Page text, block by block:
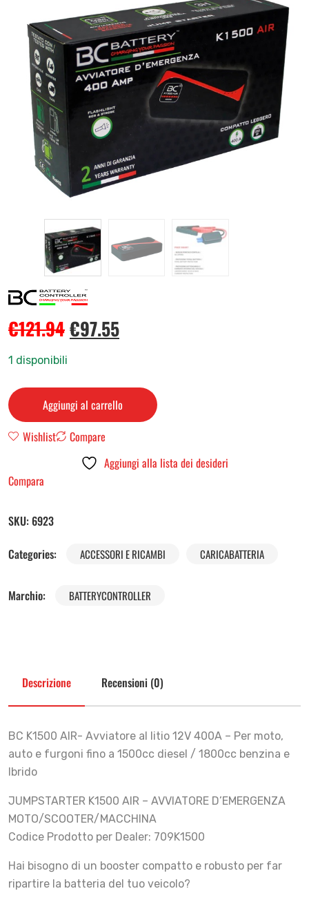
€121.94€97.55
1 disponibili
Aggiungi al carrello
Wishlist
Compare
Aggiungi alla lista dei desideri
Compara
SKU: 6923
Categories:
ACCESSORI E RICAMBI CARICABATTERIA
Marchio: BATTERYCONTROLLER
Descrizione Recensioni (0)
BC K1500 AIR- Avviatore al litio 12V 400A – Per moto,
auto e furgoni fino a 1500cc diesel / 1800cc benzina e
Ibrido
JUMPSTARTER K1500 AIR – AVVIATORE D’EMERGENZA
MOTO/SCOOTER/MACCHINA
Codice Prodotto per Dealer: 709K1500
Hai bisogno di un booster compatto e robusto per far
ripartire la batteria del tuo veicolo?